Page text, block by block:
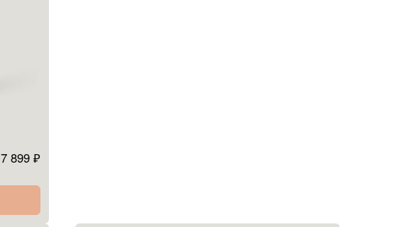
7 899 ₽